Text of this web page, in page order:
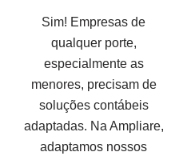
Sim! Empresas de
qualquer porte,
especialmente as
menores, precisam de
soluções contábeis
adaptadas. Na Ampliare,
adaptamos nossos